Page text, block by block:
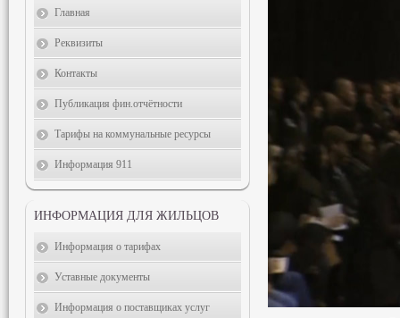
Главная
Реквизиты
Контакты
Публикация фин.отчётности
Тарифы на коммунальные ресурсы
Информация 911
ИНФОРМАЦИЯ ДЛЯ ЖИЛЬЦОВ
Информация о тарифах
Уставные документы
Информация о поставщиках услуг